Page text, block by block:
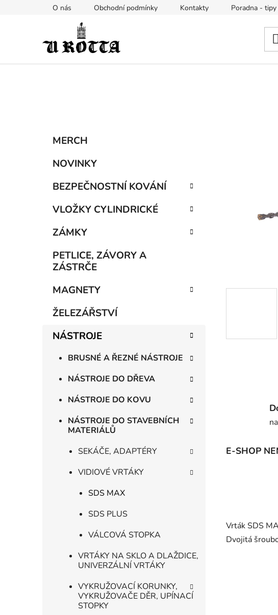
O nás Obchodní podmínky Kontakty Poradna -
Přeskočit
kategorie
MERCH
NOVINKY
BEZPEČNOSTNÍ KOVÁNÍ
VLOŽKY CYLINDRICKÉ
ZÁMKY
PETLICE, ZÁVORY A
ZÁSTRČE
MAGNETY
ŽELEZÁŘSTVÍ
NÁSTROJE
BRUSNÉ A ŘEZNÉ NÁSTROJE
NÁSTROJE DO DŘEVA
NÁSTROJE DO KOVU
NÁSTROJE DO STAVEBNÍCH
MATERIÁLŮ
SEKÁČE, ADAPTÉRY
VIDIOVÉ VRTÁKY
SDS MAX
SDS PLUS
VÁLCOVÁ STOPKA
VRTÁKY NA SKLO A DLAŽDICE,
UNIVERZÁLNÍ VRTÁKY
VYKRUŽOVACÍ KORUNKY,
VYKRUŽOVAČE DĚR, UPÍNACÍ
STOPKY
E-SHOP
Vrták SDS
Dvojitá